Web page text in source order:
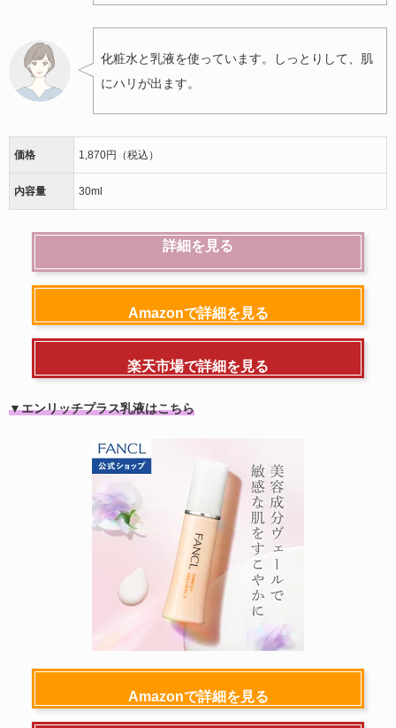
化粧水と乳液を使っています。しっとりして、肌
にハリが出ます。
価格 1,870円（税込）
内容量 30ml
詳細を見る
Amazonで詳細を見る
楽天市場で詳細を見る
▼エンリッチプラス乳液はこちら
Amazonで詳細を見る